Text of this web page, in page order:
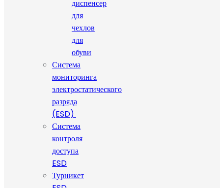
диспенсер
для
чехлов
для
обуви
Система
мониторинга
электростатического
разряда
(ESD)
Система
контроля
доступа
ESD
Турникет